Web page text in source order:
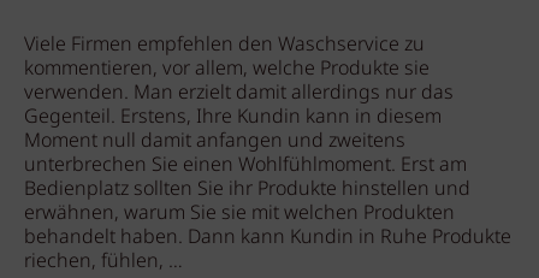
Viele Firmen empfehlen den Waschservice zu
kommentieren, vor allem, welche Produkte sie
verwenden. Man erzielt damit allerdings nur das
Gegenteil. Erstens, Ihre Kundin kann in diesem
Moment null damit anfangen und zweitens
unterbrechen Sie einen Wohlfühlmoment. Erst am
Bedienplatz sollten Sie ihr Produkte hinstellen und
erwähnen, warum Sie sie mit welchen Produkten
behandelt haben. Dann kann Kundin in Ruhe Produkte
riechen, fühlen, …